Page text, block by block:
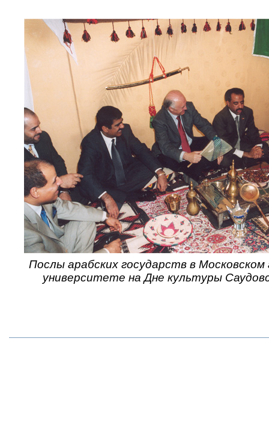
Послы арабских государств в
университете на Дне культуры